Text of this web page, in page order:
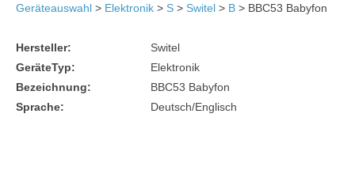
Geräteauswahl > Elektronik > S > Switel > B > BBC53 Babyfon
Hersteller:
Switel
GeräteTyp:
Elektronik
Bezeichnung:
BBC53 Babyfon
Sprache:
Deutsch/Englisch